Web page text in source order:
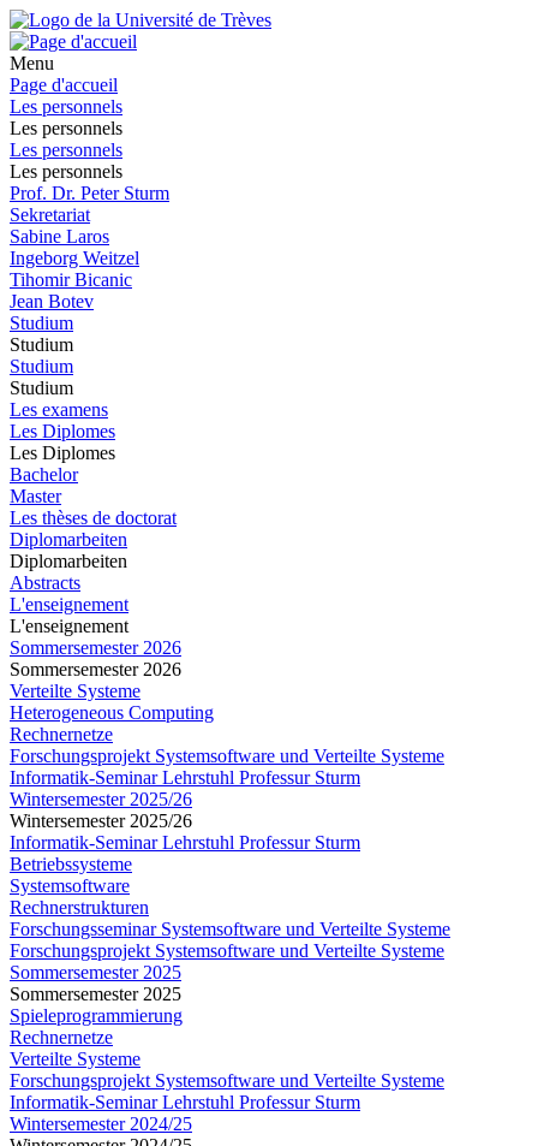
Menu
Page d'accueil
Les personnels
Les personnels
Les personnels
Les personnels
Prof. Dr. Peter Sturm
Sekretariat
Sabine Laros
Ingeborg Weitzel
Tihomir Bicanic
Jean Botev
Studium
Studium
Studium
Studium
Les examens
Les Diplomes
Les Diplomes
Bachelor
Master
Les thèses de doctorat
Diplomarbeiten
Diplomarbeiten
Abstracts
L'enseignement
L'enseignement
Sommersemester 2026
Sommersemester 2026
Verteilte Systeme
Heterogeneous Computing
Rechnernetze
Forschungsprojekt Systemsoftware und Verteilte Systeme
Informatik-Seminar Lehrstuhl Professur Sturm
Wintersemester 2025/26
Wintersemester 2025/26
Informatik-Seminar Lehrstuhl Professur Sturm
Betriebssysteme
Systemsoftware
Rechnerstrukturen
Forschungsseminar Systemsoftware und Verteilte Systeme
Forschungsprojekt Systemsoftware und Verteilte Systeme
Sommersemester 2025
Sommersemester 2025
Spieleprogrammierung
Rechnernetze
Verteilte Systeme
Forschungsprojekt Systemsoftware und Verteilte Systeme
Informatik-Seminar Lehrstuhl Professur Sturm
Wintersemester 2024/25